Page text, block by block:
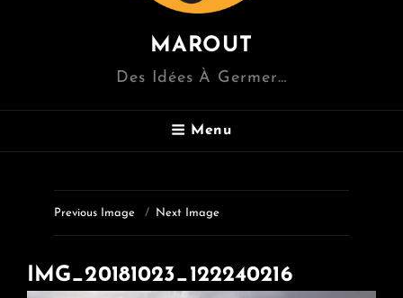
MAROUT
Des Idées À Germer…
Menu
Previous Image Next Image
IMG_20181023_122240216